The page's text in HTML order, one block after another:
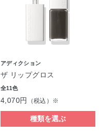
アディクション
ザ リップグロス
全11色
4,070円 （税込）※
種類を選ぶ